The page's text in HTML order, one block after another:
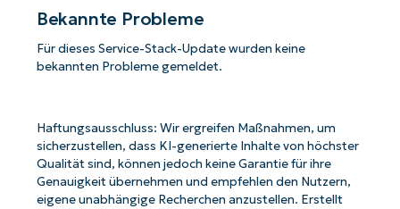
Bekannte Probleme
Für dieses Service-Stack-Update wurden keine
bekannten Probleme gemeldet.
Haftungsausschluss: Wir ergreifen Maßnahmen, um
sicherzustellen, dass KI-generierte Inhalte von höchster
Qualität sind, können jedoch keine Garantie für ihre
Genauigkeit übernehmen und empfehlen den Nutzern,
eigene unabhängige Recherchen anzustellen. Erstellt